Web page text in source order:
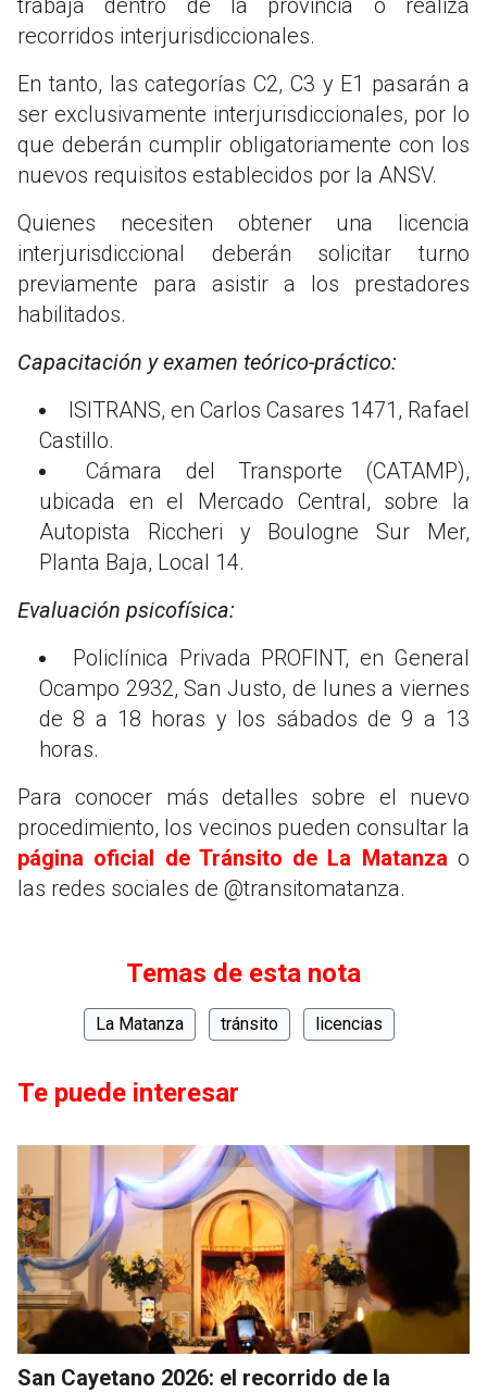
recorridos interjurisdiccionales.
En tanto, las categorías C2, C3 y E1 pasarán a
ser exclusivamente interjurisdiccionales, por lo
que deberán cumplir obligatoriamente con los
nuevos requisitos establecidos por la ANSV.
Quienes necesiten obtener una licencia
interjurisdiccional deberán solicitar turno
previamente para asistir a los prestadores
habilitados.
Capacitación y examen teórico-práctico:
ISITRANS, en Carlos Casares 1471, Rafael
Castillo.
Cámara del Transporte (CATAMP),
ubicada en el Mercado Central, sobre la
Autopista Riccheri y Boulogne Sur Mer,
Planta Baja, Local 14.
Evaluación psicofísica:
Policlínica Privada PROFINT, en General
Ocampo 2932, San Justo, de lunes a viernes
de 8 a 18 horas y los sábados de 9 a 13
horas.
Para conocer más detalles sobre el nuevo
procedimiento, los vecinos pueden consultar la
página oficial de Tránsito de La Matanza o
las redes sociales de @transitomatanza.
Temas de esta nota
La Matanza tránsito licencias
Te puede interesar
San Cayetano 2026: el recorrido de la